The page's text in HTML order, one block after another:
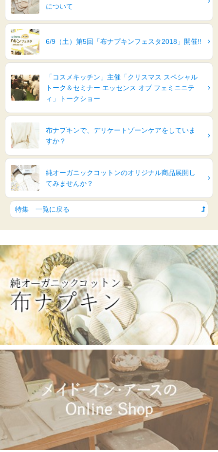
について
6/9（土）第5回「布ナプキンフェスタ2018」開催!!
「コスメキッチン」主催「クリスマス スペシャル
トーク＆セミナー エッセンス オブ フェミニニテ
ィ」トークショー
布ナプキンで、デリケートゾーンケアをしていま
すか？
純オーガニックコットンのオリジナル商品展開し
てみませんか？
特集 一覧に戻る